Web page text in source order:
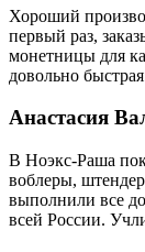
Хороший
первый раз,
монетницы для
довольно
Анастасия
В Ноэкс-Раша
воблеры,
выполнили все
всей России.